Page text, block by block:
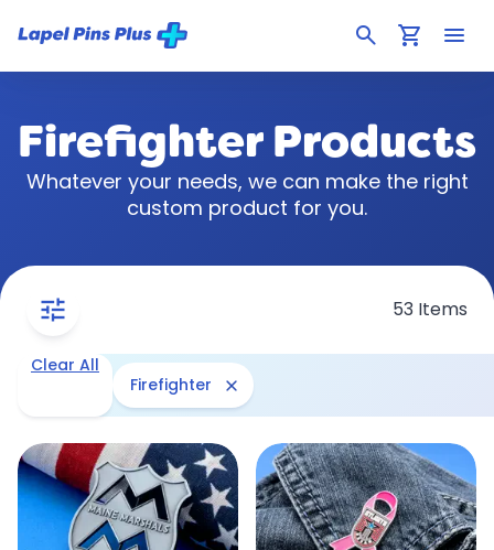
search shopping_cart menu
Firefighter Products
Whatever your needs, we can make the right
custom product for you.
tune 53 Items
Clear All
Firefighter
close